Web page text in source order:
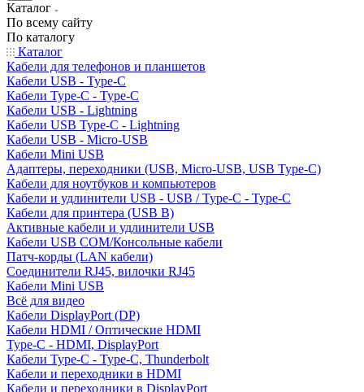
Каталог
По всему сайту
По каталогу
Каталог
Кабели для телефонов и планшетов
Кабели USB - Type-C
Кабели Type-C - Type-C
Кабели USB - Lightning
Кабели USB Type-C - Lightning
Кабели USB - Micro-USB
Кабели Mini USB
Адаптеры, переходники (USB, Micro-USB, USB Type-C)
Кабели для ноутбуков и компьютеров
Кабели и удлинители USB - USB / Type-C - Type-C
Кабели для принтера (USB B)
Активные кабели и удлинители USB
Кабели USB COM/Консольные кабели
Патч-корды (LAN кабели)
Соединители RJ45, вилочки RJ45
Кабели Mini USB
Всё для видео
Кабели DisplayPort (DP)
Кабели HDMI / Оптические HDMI
Type-C - HDMI, DisplayPort
Кабели Type-C - Type-C, Thunderbolt
Кабели и переходники в HDMI
Кабели и переходники в DisplayPort